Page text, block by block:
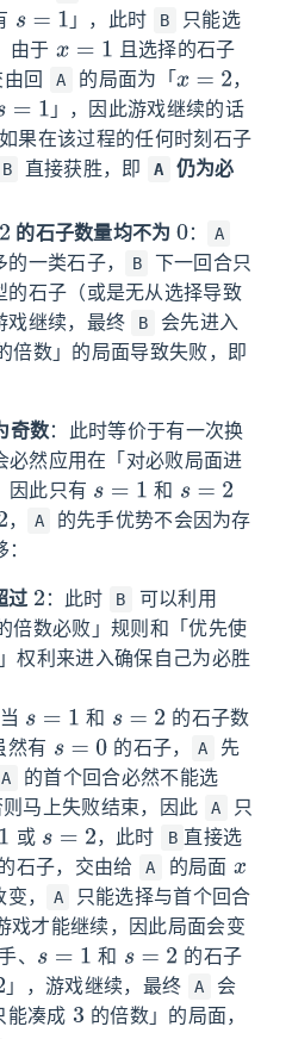
s=1 」，此时 B
只能选
由于x=1
且选择的石子
回 A 的局面为「x=2
，
=1 」，因此游戏继续的话
果在该过程的任何时刻石子
B 直接获胜，即 A
仍为必
的石子数量均不为0： A
一类石子， B
下一回合只
的石子（或是无从选择导致
戏继续，最终
B
会先进入
倍数」的局面导致失败，即
奇数：此时等价于有一次换
必然应用在「对必败局面进
因此只有 s=1 和 s=2
， A
的先手优势不会因为存
过 2 ：此时 B
可以利用
倍数必败」规则和「优先使
权利来进入确保自己为必胜
s=1 和 s=2
的石子数
然有 s=0 的石子， A
先
A
的首个回合必然不能选
则马上失败结束，因此 A
只
或 s=2 ，此时 B 直接选
石子，交由给 A 的局面 x
，
A
只能选择与首个回合
戏才能继续，因此局面会变
、 s=1 和 s=2
的石子
」，游戏继续，最终 A
会
能凑成 3 的倍数」的局面，